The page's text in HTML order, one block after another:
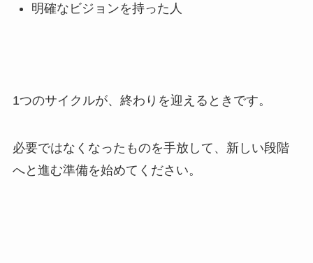
明確なビジョンを持った人
1つのサイクルが、終わりを迎えるときです。
必要ではなくなったものを手放して、新しい段階
へと進む準備を始めてください。